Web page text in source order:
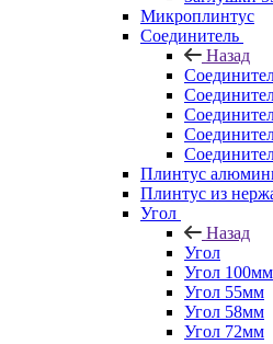
Микроплинтус
Соединитель
Назад
Плинтус
Плинтус из
Угол
Назад
Угол
Угол 100мм
Угол 55мм
Угол 58мм
Угол 72мм